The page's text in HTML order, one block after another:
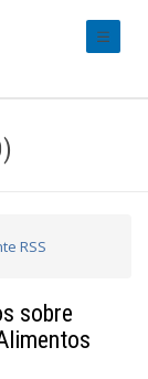
RSS
sobre